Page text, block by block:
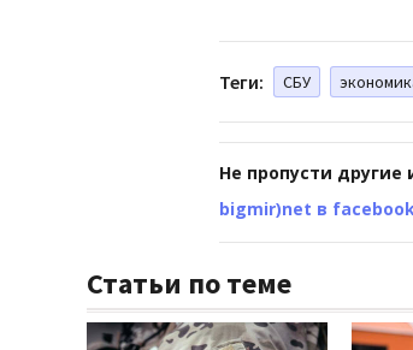
Теги: СБУ
Не пропусти
bigmir)net в
Статьи по теме